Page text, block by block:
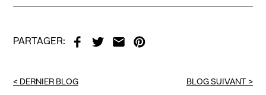
PARTAGER:
< DERNIER BLOG BLOG SUIVANT >